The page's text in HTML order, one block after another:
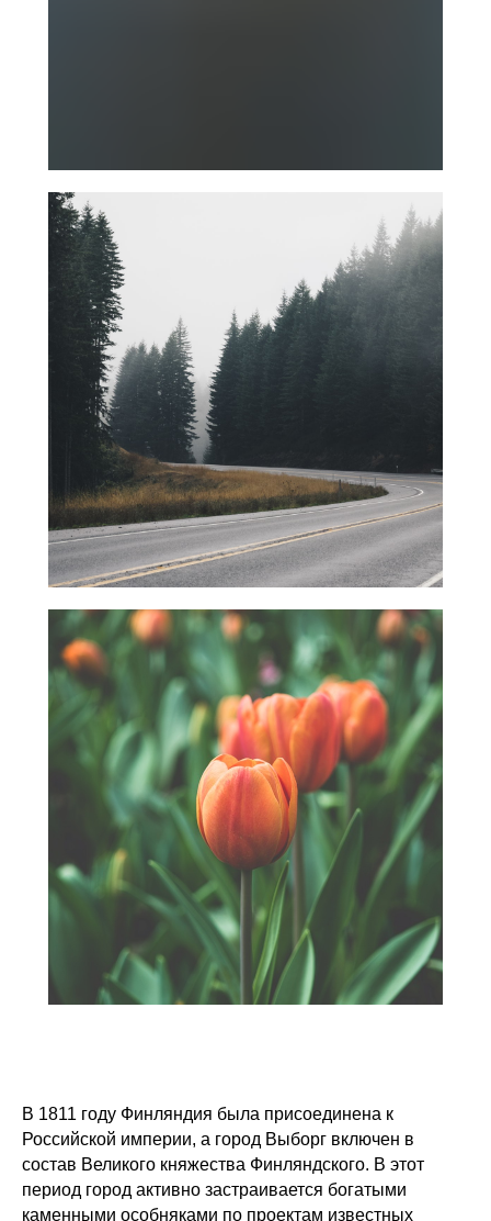
В 1811 году Финляндия была присоединена к
Российской империи, а город Выборг включен в
состав Великого княжества Финляндского. В этот
период город активно застраивается богатыми
каменными особняками по проектам известных